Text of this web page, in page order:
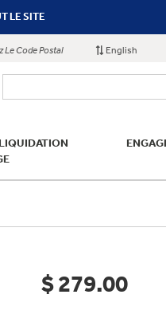
LE SITE
Le Code Postal English
$ 279.00